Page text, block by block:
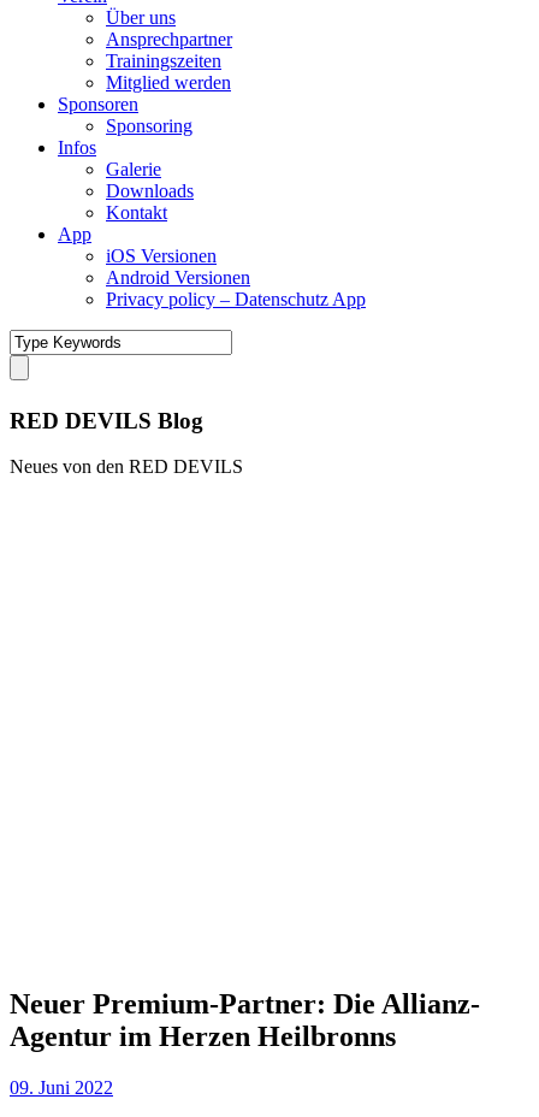
Über uns
Ansprechpartner
Trainingszeiten
Mitglied werden
Sponsoren
Sponsoring
Infos
Galerie
Downloads
Kontakt
App
iOS Versionen
Android Versionen
Privacy policy – Datenschutz App
RED DEVILS Blog
Neues von den RED DEVILS
Neuer Premium-Partner: Die Allianz-
Agentur im Herzen Heilbronns
09. Juni 2022